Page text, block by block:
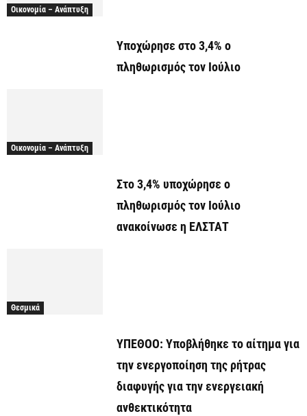
Οικονομία – Ανάπτυξη
Υποχώρησε στο 3,4% ο
πληθωρισμός τον Ιούλιο
Οικονομία – Ανάπτυξη
Στο 3,4% υποχώρησε ο
πληθωρισμός τον Ιούλιο
ανακοίνωσε η ΕΛΣΤΑΤ
Θεσμικά
ΥΠΕΘΟΟ: Υποβλήθηκε το αίτημα για
την ενεργοποίηση της ρήτρας
διαφυγής για την ενεργειακή
ανθεκτικότητα